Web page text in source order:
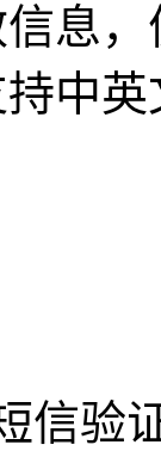
息
中
信验